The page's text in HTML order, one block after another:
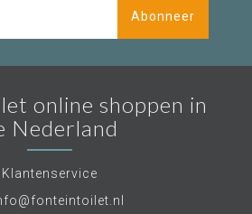
Abonneer
online shoppen in
Nederland
Klantenservice